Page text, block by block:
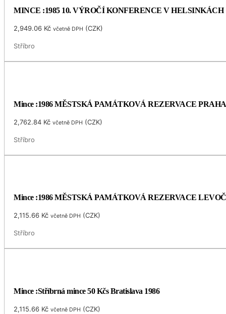
MINCE :1985 10. VÝROČÍ KONFERENCE V HELSINKÁCH
2,949.06 Kč včetně DPH (CZK)
Stříbro
Mince :1986 MĚSTSKÁ PAMÁTKOVÁ REZERVACE PRAHA
2,762.84 Kč včetně DPH (CZK)
Stříbro
Mince :1986 MĚSTSKÁ PAMÁTKOVÁ REZERVACE
2,115.66 Kč včetně DPH (CZK)
Stříbro
Mince :Stříbrná mince 50 Kčs Bratislava 1986
2,115.66 Kč včetně DPH (CZK)